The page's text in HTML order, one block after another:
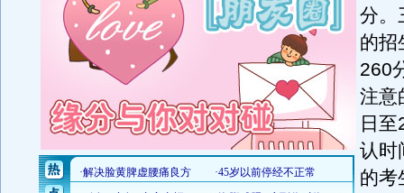
分。
的招
260
注意
日
认时
的考